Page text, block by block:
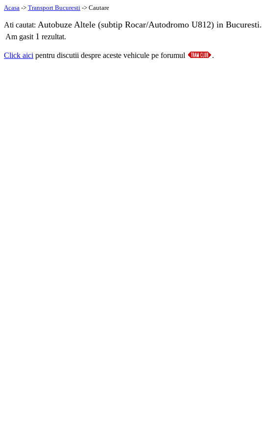
Acasa -> Transport Bucuresti -> Cautare
Ati cautat: Autobuze Altele (subtip Rocar/Autodromo U812) in Bucuresti.
Am gasit 1 rezultat.
Click aici pentru discutii despre aceste vehicule pe forumul .